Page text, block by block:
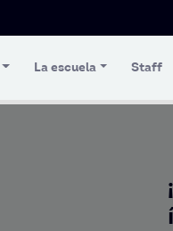
La escuela Staff